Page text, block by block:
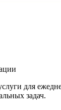
для
задач.